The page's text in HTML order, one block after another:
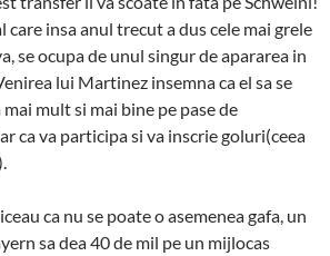
care insa anul trecut a dus cele mai grele
se ocupa de unul singur de apararea in
lui Martinez insemna ca el sa se
mult si mai bine pe pase de
ca va participa si va inscrie goluri(ceea
ca nu se poate o asemenea gafa, un
sa dea 40 de mil pe un mijlocas